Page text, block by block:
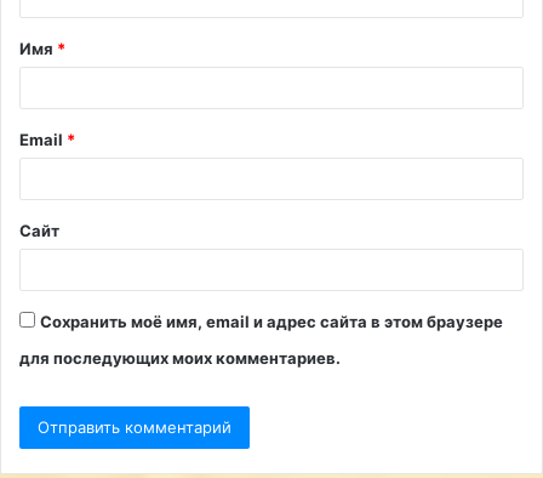
т
а
й
*
Имя *
Email *
Сайт
Сохранить моё имя, email и адрес сайта в этом браузере
для последующих моих комментариев.